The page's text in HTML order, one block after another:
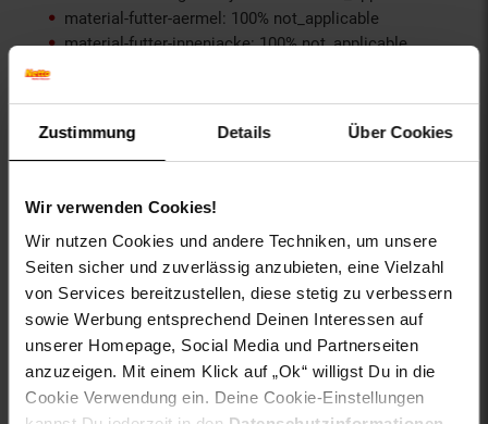
Zustimmung Details Über Cookies
Wir verwenden Cookies!
Wir nutzen Cookies und andere Techniken, um unsere
Seiten sicher und zuverlässig anzubieten, eine Vielzahl
von Services bereitzustellen, diese stetig zu verbessern
sowie Werbung entsprechend Deinen Interessen auf
unserer Homepage, Social Media und Partnerseiten
anzuzeigen. Mit einem Klick auf „Ok“ willigst Du in die
Cookie Verwendung ein. Deine Cookie-Einstellungen
material-futter-aermel: 100% not_applicable
material-futter-innenjacke: 100% not_applicable
material-oberstoff-innenseite: 100% not_applicable
material-oberstoff-mittlere-schicht: 100%
not_applicable
material-oberstoff-oberer-teil: 100% not_applicable
material-oberstoff-rueckseite: 100% not_applicable
material-verzierung: 100% not_applicable
material_futter: 100% not_applicable
oberstoff_unterer_teil: 100% not_applicable
otto-anlaesse: Casualmode, Sommermode,
Frühlingsmode, Basic, Streetwear, Festival, Homewear,
Loungewear, Strandmode, Herbstmode, Sportmode
otto-applikationen: Brandlabel innen, Markenlabel